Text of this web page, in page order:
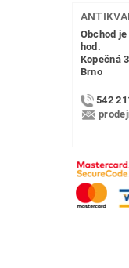
Obchod
hod.
Kopečná
Brno
542